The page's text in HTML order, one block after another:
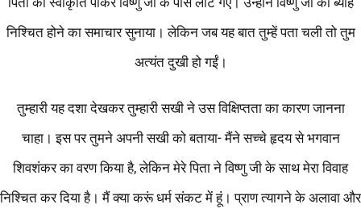
निश्चित होने का समाचार सुनाया। लेकिन जब यह बात तुम्हें पता चली तो तुम
अत्यंत दुखी हो गईं।
तुम्हारी यह दशा देखकर तुम्हारी सखी ने उस विक्षिप्तता का कारण जानना
चाहा। इस पर तुमने अपनी सखी को बताया- मैंने सच्चे हृदय से भगवान
शिवशंकर का वरण किया है, लेकिन मेरे पिता ने विष्णु जी के साथ मेरा विवाह
निश्चित कर दिया है। मैं क्या करूं धर्म संकट में हूं। प्राण त्यागने के अलावा और